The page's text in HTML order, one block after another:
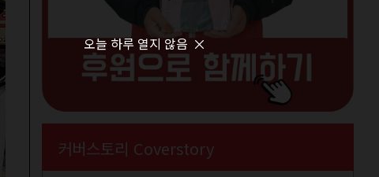
커버스토리 Coverstory
오늘 하루 열지 않음